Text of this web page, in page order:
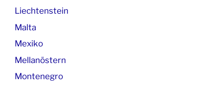
Liechtenstein
Malta
Mexiko
Mellanöstern
Montenegro